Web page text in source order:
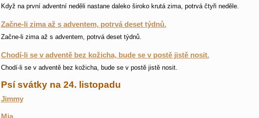
Když na první adventní neděli nastane daleko široko krutá zima, potrvá čtyři neděle.
Začne-li zima až s adventem, potrvá deset týdnů.
Začne-li zima až s adventem, potrvá deset týdnů.
Chodí-li se v adventě bez kožicha, bude se v postě jistě nosit.
Chodí-li se v adventě bez kožicha, bude se v postě jistě nosit.
Psí svátky na 24. listopadu
Jimmy